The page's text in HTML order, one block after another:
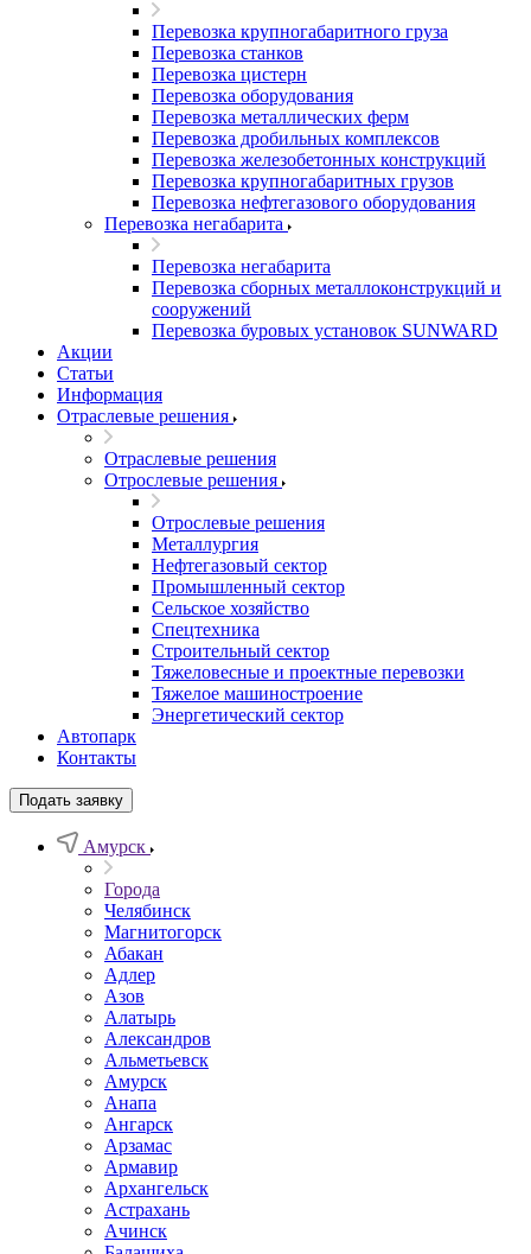
Перевозка крупногабаритного груза
Перевозка станков
Перевозка цистерн
Перевозка оборудования
Перевозка металлических ферм
Перевозка дробильных комплексов
Перевозка железобетонных конструкций
Перевозка крупногабаритных грузов
Перевозка нефтегазового оборудования
Перевозка негабарита
Перевозка негабарита
Перевозка сборных металлоконструкций и
сооружений
Перевозка буровых установок SUNWARD
Акции
Статьи
Информация
Отраслевые решения
Отраслевые решения
Отрослевые решения
Отрослевые решения
Металлургия
Нефтегазовый сектор
Промышленный сектор
Сельское хозяйство
Спецтехника
Строительный сектор
Тяжеловесные и проектные перевозки
Тяжелое машиностроение
Энергетический сектор
Автопарк
Контакты
Подать заявку
Амурск
Города
Челябинск
Магнитогорск
Абакан
Адлер
Азов
Алатырь
Александров
Альметьевск
Амурск
Анапа
Ангарск
Арзамас
Армавир
Архангельск
Астрахань
Ачинск